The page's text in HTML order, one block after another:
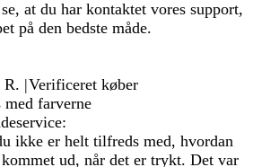
at du har kontaktet vores support,
på den bedste måde.
R. |Verificeret køber
farverne
ikke er helt tilfreds med, hvordan
ud, når det er trykt. Det var